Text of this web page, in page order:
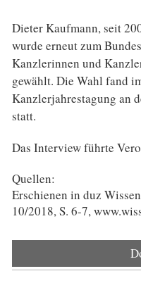
Dieter Kaufmann, seit
wurde erneut zum
Kanzlerinnen und
gewählt. Die Wahl fand
Kanzlerjahrestagung an
statt.
Das Interview führte
Quellen:
Erschienen in duz
10/2018, S. 6-7,